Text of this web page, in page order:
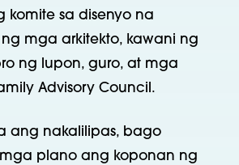
komite sa disenyo na
mga arkitekto, kawani ng
ng lupon, guro, at mga
Advisory Council.
ang nakalilipas, bago
plano ang koponan ng